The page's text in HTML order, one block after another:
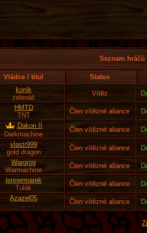
Seznam
Vládce / titul
Status
konik
zelenáč
Vítěz
HMTD
TNT
Člen vítězné aliance
Dakon II
Darkmachine
Člen vítězné aliance
vlastr999
gold dragon
Člen vítězné aliance
Wargrog
Warmachine
Člen vítězné aliance
lennermarek
Tulák
Člen vítězné aliance
Azazel05
-
Člen vítězné aliance